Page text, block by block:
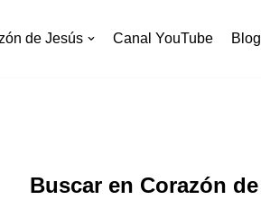
de Jesús Canal YouTube Blog
Buscar en Corazón de